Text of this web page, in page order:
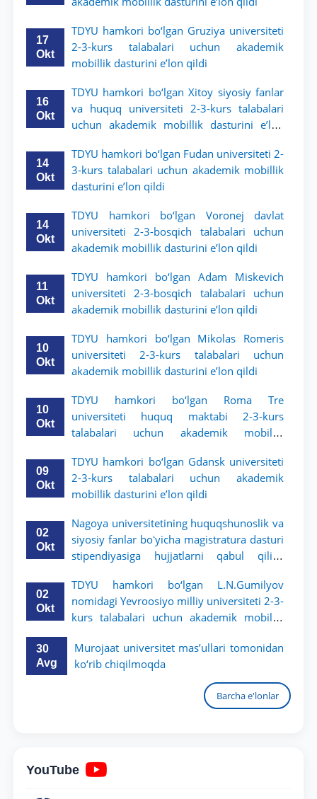
17
Okt
TDYU hamkori bo‘lgan Gruziya universiteti
2-3-kurs talabalari uchun akademik
mobillik dasturini e’lon qildi
16
Okt
TDYU hamkori bo‘lgan Xitoy siyosiy fanlar
va huquq universiteti 2-3-kurs talabalari
uchun akademik mobillik dasturini e’lon
14
Okt
TDYU hamkori bo‘lgan Fudan universiteti 2-
3-kurs talabalari uchun akademik mobillik
dasturini e’lon qildi
14
Okt
TDYU hamkori bo‘lgan Voronej davlat
universiteti 2-3-bosqich talabalari uchun
akademik mobillik dasturini e’lon qildi
11
Okt
TDYU hamkori bo‘lgan Adam Miskevich
universiteti 2-3-bosqich talabalari uchun
akademik mobillik dasturini e’lon qildi
10
Okt
TDYU hamkori bo‘lgan Mikolas Romeris
universiteti 2-3-kurs talabalari uchun
akademik mobillik dasturini e’lon qildi
10
Okt
TDYU hamkori bo‘lgan Roma Tre
universiteti huquq maktabi 2-3-kurs
talabalari uchun akademik mobillik
09
Okt
TDYU hamkori bo‘lgan Gdansk universiteti
2-3-kurs talabalari uchun akademik
mobillik dasturini e’lon qildi
02
Okt
Nagoya universitetining huquqshunoslik va
siyosiy fanlar boʻyicha magistratura dasturi
stipendiyasiga hujjatlarni qabul qilish
02
Okt
TDYU hamkori bo‘lgan L.N.Gumilyov
nomidagi Yevroosiyo milliy universiteti 2-3-
kurs talabalari uchun akademik mobillik
30
Avg
Murojaat universitet mas’ullari tomonidan
ko‘rib chiqilmoqda
Barcha e'lonlar
YouTube